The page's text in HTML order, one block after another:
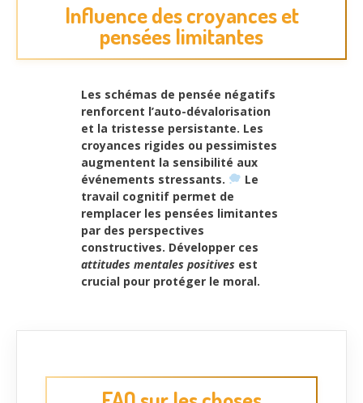
Influence des croyances et
pensées limitantes
Les schémas de pensée négatifs
renforcent l’auto-dévalorisation
et la tristesse persistante. Les
croyances rigides ou pessimistes
augmentent la sensibilité aux
événements stressants.
Le
travail cognitif permet de
remplacer les pensées limitantes
par des perspectives
constructives. Développer ces
attitudes mentales positives est
crucial pour protéger le moral.